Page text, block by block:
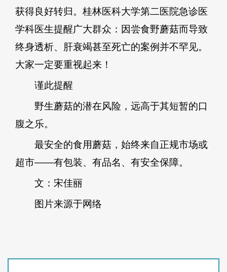
获得良好转归。桂林医科大学第二医院急诊医
学科医生提醒广大群众：因尝食野蘑菇而导致
终身透析、肝衰竭甚至死亡的案例并不罕见。
大家一定要重视起来！
谨此提醒
野生蘑菇的潜在风险，远高于其短暂的口
腹之乐。
最安全的食用蘑菇，始终来自正规市场或
超市——有包装、有品名、有安全保障。
文：宋佳丽
图片来源于网络